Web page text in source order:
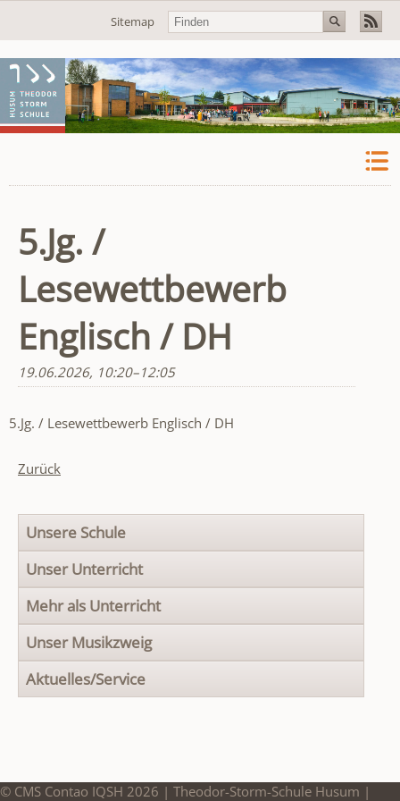
Navigation
Sitemap
5.Jg. /
Lesewettbewerb
Englisch / DH
19.06.2026, 10:20–12:05
5.Jg. / Lesewettbewerb Englisch / DH
Zurück
Navigation
überspringen
Unsere Schule
Unser Unterricht
Mehr als Unterricht
Unser Musikzweig
Aktuelles/Service
© CMS Contao IQSH 2026 | Theodor-Storm-Schule Husum |